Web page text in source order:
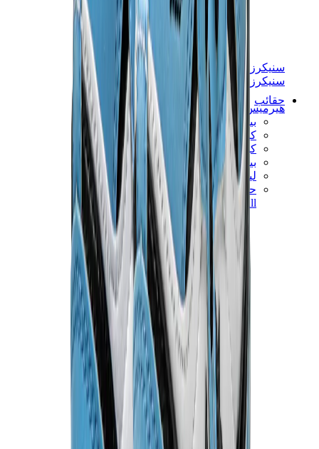
سنيكرز نسائية
سنيكرز رجالية
حقائب
هيرميس
بيركين
كيلي
كونستانس
بيكوتان
ليندي
حقائب هيرميس للرجال
View All هيرميس